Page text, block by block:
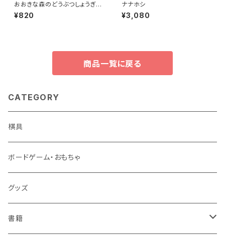
おおきな森のどうぶつしょうぎ・
布盤単品
¥820
ナナホシ
¥3,080
商品一覧に戻る
CATEGORY
棋具
ボードゲーム・おもちゃ
グッズ
書籍